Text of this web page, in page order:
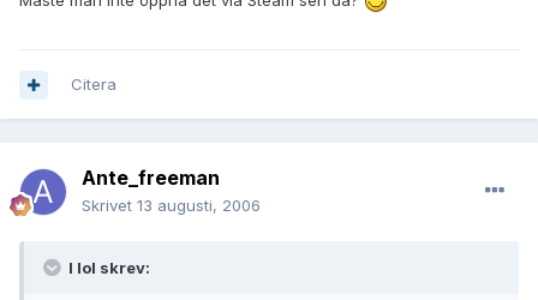
Citera
Ante_freeman
Skrivet 13 augusti, 2006
I lol skrev: